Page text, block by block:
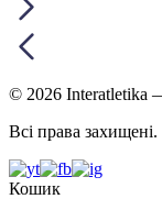
© 2026 Interatletika
Всі права захищені.
Кошик